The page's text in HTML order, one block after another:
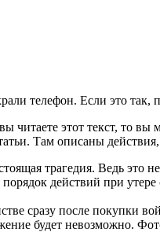
телефон. Если это
читаете этот текст, то
Там описаны
трагедия. Ведь это
действий при
сразу после покупки
будет невозможно.